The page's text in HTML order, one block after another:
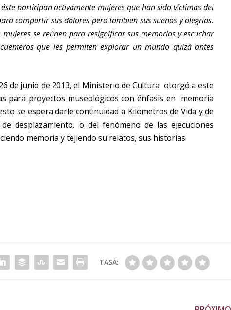
participan activamente mujeres que han sido víctimas del
compartir sus dolores pero también sus sueños y alegrías.
se reúnen para resignificar sus memorias y escuchar
que les permiten explorar un mundo quizá antes
de junio de 2013, el Ministerio de Cultura otorgó a este
para proyectos museológicos con énfasis en memoria
se espera darle continuidad a Kilómetros de Vida y de
desplazamiento, o del fenómeno de las ejecuciones
memoria y tejiendo su relatos, sus historias.
TASA: